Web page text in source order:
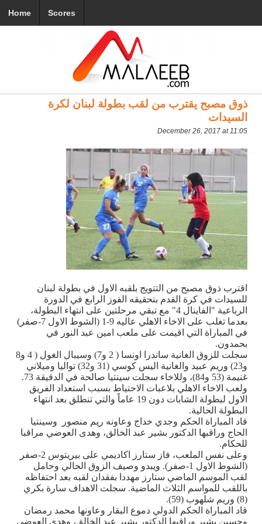
Home Scores
ذوق مصبح يقترب من لقب بطولة لبنان لكرة
السيدات
December 26, 2017 at 11:05
اقترب ذوق مصبح من التتويج بلقبه الاول في بطولة لبنان
للسيدات في كرة القدم بتحقيقه الفوز الرابع في الدورة
الرباعية "الفاينال 4" مع تبقي مرحلتين على انتهاء البطولة،
بعدما تغلب على الاخاء الاهلي عاليه 9-1 (الشوط الاول 7-صفر)
في المباراة التي اقيمت على ملعب امين عبد النور في
بحمدون.
سجلت للزوق الغانية ساندرا اونسا ( 2 و7) وسيبال الغول ( 4 و8
و23) وريم عبيد والغانية اليس كوسي (31 و32) تواليا وميلاني
غنيمة (53 و84)، وللاخاء سجلت سينتيا صالحة في الدقيقة 73.
ولعب الاخاء الاهلي بلاعبات الاحتياط بسبب استعداد الفريق
الاول لبطولة الشابات دون 19 عاماً والتي تنطلق بعد انتهاء
البطولة الحالية.
قاد المباراة الحكم وجدي خداج وعاونه ريم منصور وسينتيا
الحاج وراقبها الدكتور بشير عبد الخالق، وهدى العوضي مراقبا
للحكام.
وعلى نفس الملعب، فاز ستارز اكاديمي على بيريتوس 2-صفر
(الشوط الاول 1-صفر). ويبدو وصيف الزوق الحالي وحامل
لقب الموسم الماضي ستارز مهددا بفقدان لقبه بعد احتفاظه
باللقب للمواسم الثلاث الماضية. سجلت الاهداف سارة بكري
(8) وريم شلهوب (59).
قاد المباراة الحكم الدولي دموع البقار وعاونها محمد رمضان
وحسين بشير وراقبها الدكتور بشير عبد الخالق، وهدى العوضي